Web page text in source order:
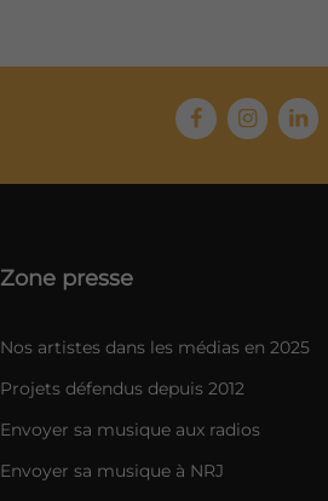
Zone presse
Nos artistes dans les médias en 2025
Projets défendus depuis 2012
Envoyer sa musique aux radios
Envoyer sa musique à NRJ